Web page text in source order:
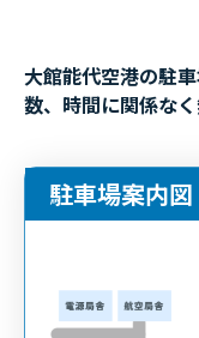
大館能代空港の駐
数、時間に関係なく
駐車場案内図